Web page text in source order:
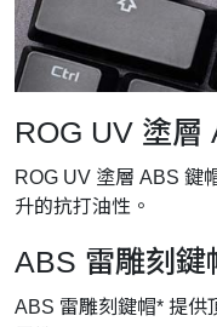
ROG UV 塗層
ROG UV 塗層 ABS 鍵
升的抗打油性。
ABS 雷雕刻鍵
ABS 雷雕刻鍵帽* 提供